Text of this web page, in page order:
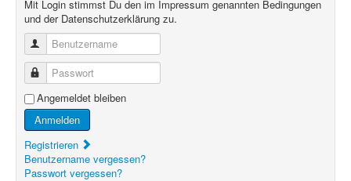
Mit Login stimmst Du den im Impressum genannten Bedingungen
und der Datenschutzerklärung zu.
Benutzername
Passwort
Angemeldet bleiben
Anmelden
Registrieren
Benutzername vergessen?
Passwort vergessen?